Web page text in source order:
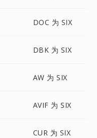
DOC 为 SIX
DBK 为 SIX
AW 为 SIX
AVIF 为 SIX
CUR 为 SIX